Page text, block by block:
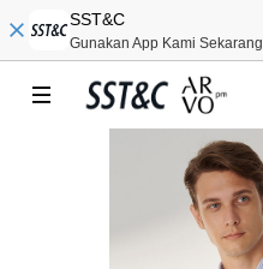
SST&C
Gunakan App Kami Sekarang